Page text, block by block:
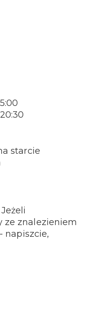
starcie
ze znalezieniem
napiszcie,